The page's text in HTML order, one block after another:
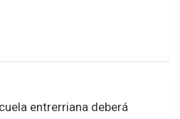
entrerriana deberá